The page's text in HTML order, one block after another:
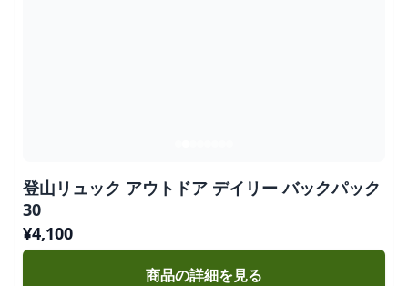
登山リュック アウトドア デイリー バックパック
30
¥4,100
商品の詳細を見る